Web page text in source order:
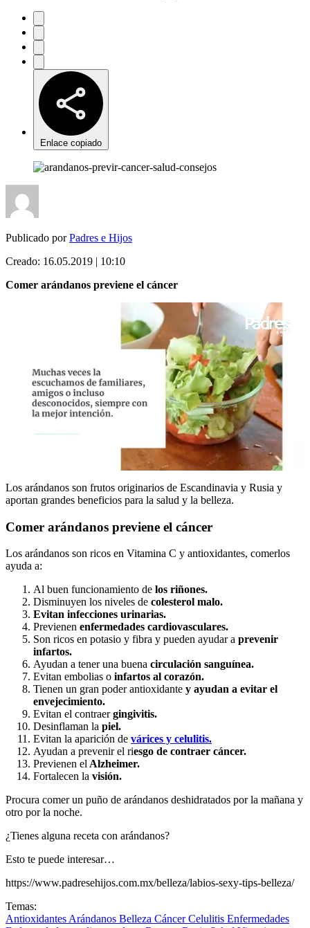
Enlace copiado
Publicado porPadres e Hijos
Creado: 16.05.2019 | 10:10
Comer arándanos previene el cáncer
seconds
of
1
2
Los arándanos son frutos originarios de Escandinavia y Rusia y
aportan grandes beneficios para la salud y la belleza.
Comer arándanos previene el cáncer
Los arándanos son ricos en Vitamina C y antioxidantes, comerlos
ayuda a:
Al buen funcionamiento de los riñones.
Disminuyen los niveles de colesterol malo.
Evitan infecciones urinarias.
Previenen enfermedades cardiovasculares.
Son ricos en potasio y fibra y pueden ayudar a prevenir
infartos.
Ayudan a tener una buena circulación sanguínea.
Evitan embolias o infartos al corazón.
Tienen un gran poder antioxidante y ayudan a evitar el
envejecimiento.
Evitan el contraergingivitis.
Desinflaman la piel.
Evitan la aparición de várices y celulitis.
Ayudan a prevenir el riesgo de contraer cáncer.
Previenen el Alzheimer.
Fortalecen la visión.
Procura comer un puño de arándanos deshidratados por la mañana y
otro por la noche.
¿Tienes alguna receta con arándanos?
Esto te puede interesar…
https://www.padresehijos.com.mx/belleza/labios-sexy-tips-belleza/
Temas:
Antioxidantes Arándanos Belleza CáncerCelulitis Enfermedades